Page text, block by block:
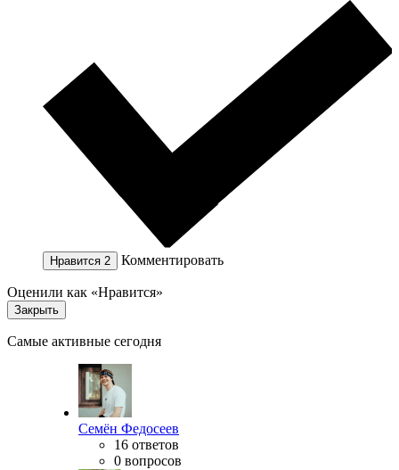
Нравится 2 Комментировать
Оценили как «Нравится»
Закрыть
Самые активные сегодня
Семён Федосеев
16 ответов
0 вопросов